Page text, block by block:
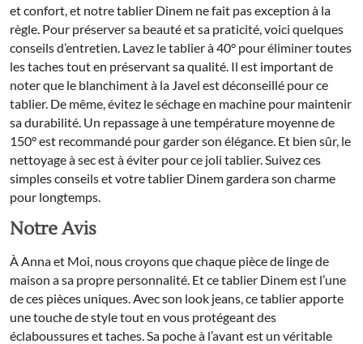
et confort, et notre tablier Dinem ne fait pas exception à la
règle. Pour préserver sa beauté et sa praticité, voici quelques
conseils d’entretien. Lavez le tablier à 40° pour éliminer toutes
les taches tout en préservant sa qualité. Il est important de
noter que le blanchiment à la Javel est déconseillé pour ce
tablier. De même, évitez le séchage en machine pour maintenir
sa durabilité. Un repassage à une température moyenne de
150° est recommandé pour garder son élégance. Et bien sûr, le
nettoyage à sec est à éviter pour ce joli tablier. Suivez ces
simples conseils et votre tablier Dinem gardera son charme
pour longtemps.
Notre Avis
À Anna et Moi, nous croyons que chaque pièce de linge de
maison a sa propre personnalité. Et ce tablier Dinem est l’une
de ces pièces uniques. Avec son look jeans, ce tablier apporte
une touche de style tout en vous protégeant des
éclaboussures et taches. Sa poche à l’avant est un véritable